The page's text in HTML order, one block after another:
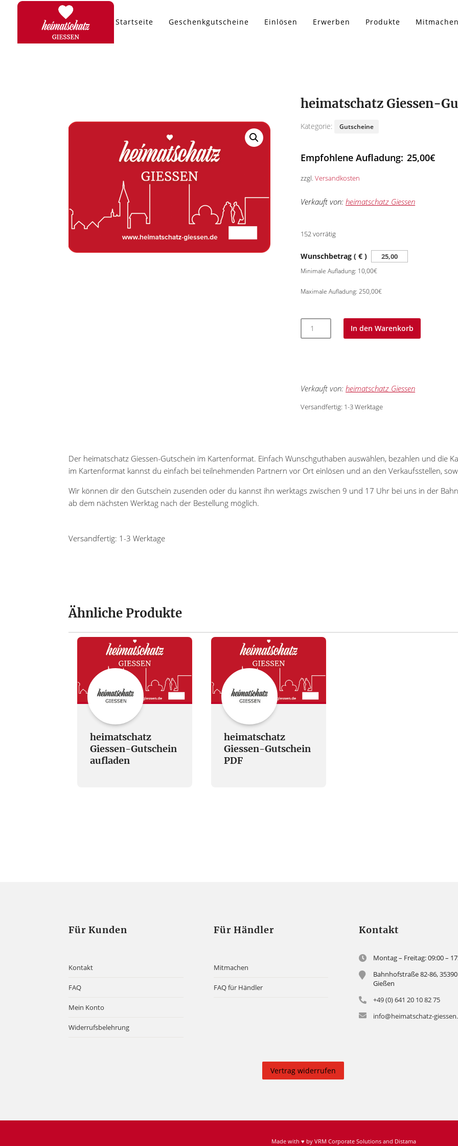
Startseite Geschenkgutscheine Einlösen Erwerben Produkte Mitmachen
heimatschatz Giessen-
Kategorie: Gutscheine
Empfohlene Aufladung: 25,00€
zzgl.Versandkosten
Verkauft von:heimatschatz Giessen
152 vorrätig
Wunschbetrag ( € )
Minimale Aufladung: 10,00€
Maximale Aufladung: 250,00€
heimatschatz
Giessen-
In den Warenkorb
Verkauft von:heimatschatz Giessen
Versandfertig: 1-3 Werktage
Der heimatschatz Giessen-Gutschein im Kartenformat. Einfach Wunschguthaben auswählen, bezahlen und die
im Kartenformat kannst du einfach bei teilnehmenden Partnern vor Ort einlösen und an den Verkaufsstellen,
Wir können dir den Gutschein zusenden oder du kannst ihn werktags zwischen 9 und 17 Uhr bei uns in der
ab dem nächsten Werktag nach der Bestellung möglich.
Versandfertig: 1-3 Werktage
Ähnliche Produkte
heimatschatz
Giessen-Gutschein
aufladen
heimatschatz
Giessen-Gutschein
PDF
Für Kunden
Kontakt
FAQ
Mein Konto
Widerrufsbelehrung
Für Händler
Mitmachen
FAQ für Händler
Kontakt
Montag – Freitag: 09:00 –
Bahnhofstraße 82-86, 35390
Gießen
+49 (0) 641 20 10 82 75
info@heimatschatz-
Vertrag widerrufen
Made with ♥ by VRM Corporate Solutionsand Distama